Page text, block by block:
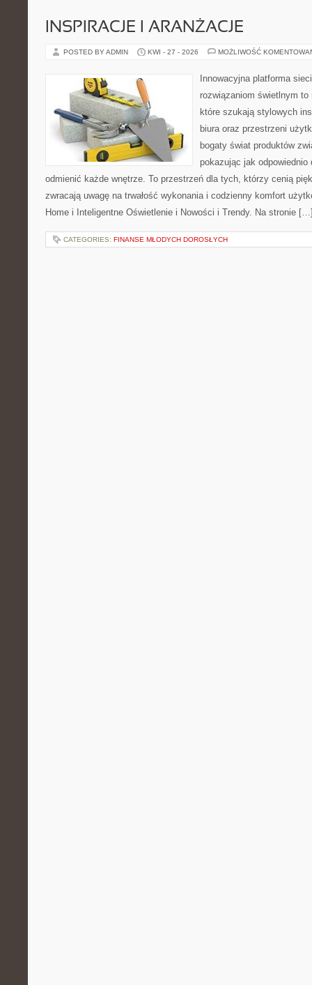
INSPIRACJE I ARANŻACJE
POSTED BY ADMIN KWI - 27 - 2026 MOŻLIWOŚĆ
Innowacyjna platforma
rozwiązaniom świetlnym
które szukają stylowych
biura oraz przestrzeni
bogaty świat produktów
pokazując jak odpowiednio
odmienić każde wnętrze. To przestrzeń dla tych, którzy cenią
zwracają uwagę na trwałość wykonania i codzienny komfort
Home i Inteligentne Oświetlenie i Nowości i Trendy. Na stronie
CATEGORIES: FINANSE MŁODYCH DOROSŁYCH